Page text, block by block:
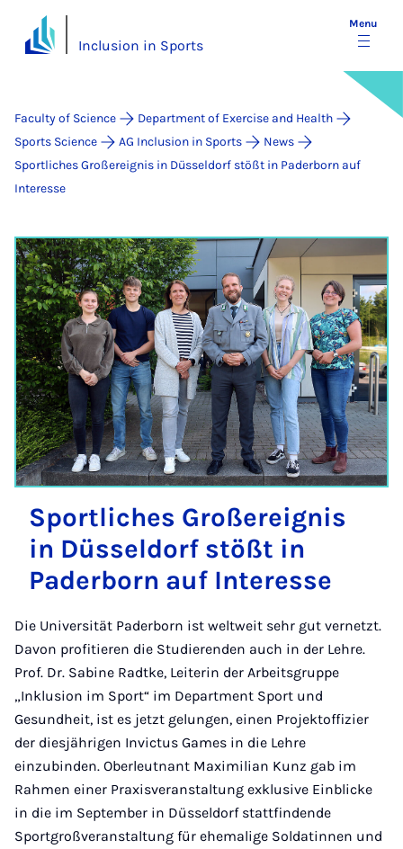
Inclusion in Sports
Menu
Faculty of Science
Department of Exercise and Health
Sports Science
AG Inclusion in Sports
News
Sportliches Großereignis in Düsseldorf stößt in Paderborn auf
Interesse
Sport­liches Großereignis
in Düs­sel­dorf stößt in
Pader­born auf In­teresse
Die Universität Paderborn ist weltweit sehr gut vernetzt.
Davon profitieren die Studierenden auch in der Lehre.
Prof. Dr. Sabine Radtke, Leiterin der Arbeitsgruppe
„Inklusion im Sport“ im Department Sport und
Gesundheit, ist es jetzt gelungen, einen Projektoffizier
der diesjährigen Invictus Games in die Lehre
einzubinden. Oberleutnant Maximilian Kunz gab im
Rahmen einer Praxisveranstaltung exklusive Einblicke
in die im September in Düsseldorf stattfindende
Sportgroßveranstaltung für ehemalige Soldatinnen und